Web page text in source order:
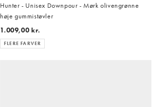
Hunter - Unisex Downpour - Mørk olivengrønne
høje gummistøvler
1.009,00 kr.
FLERE FARVER